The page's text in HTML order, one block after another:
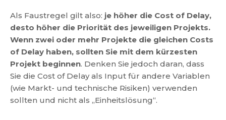
Als Faustregel gilt also: je höher die Cost of Delay,
desto höher die Priorität des jeweiligen Projekts.
Wenn zwei oder mehr Projekte die gleichen Costs
of Delay haben, sollten Sie mit dem kürzesten
Projekt beginnen. Denken Sie jedoch daran, dass
Sie die Cost of Delay als Input für andere Variablen
(wie Markt- und technische Risiken) verwenden
sollten und nicht als „Einheitslösung“.